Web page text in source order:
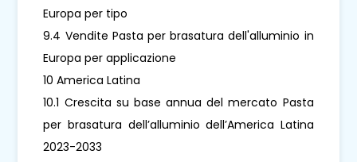
Europa per tipo
9.4 Vendite Pasta per brasatura dell'alluminio in
Europa per applicazione
10 America Latina
10.1 Crescita su base annua del mercato Pasta
per brasatura dell’alluminio dell’America Latina
2023-2033